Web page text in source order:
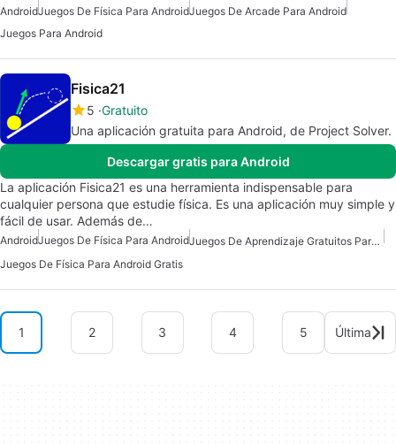
AndroidJuegos De Física Para AndroidJuegos De Arcade Para Android
Juegos Para Android
Fisica21
5 Gratuito
Una aplicación gratuita para Android, de Project Solver.
Descargar gratis para Android
La aplicación Fisica21 es una herramienta indispensable para
cualquier persona que estudie física. Es una aplicación muy simple y
fácil de usar. Además de…
AndroidJuegos De Física Para Android
Juegos De Aprendizaje Gratuitos Para Android
Juegos De Física Para Android Gratis
1 2 3 4 5 Última